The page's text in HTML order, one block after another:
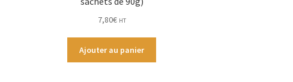
7,80€ HT
Ajouter au panier